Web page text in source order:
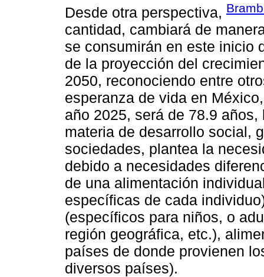
Desde otra perspectiva,
cantidad, cambiará de
se consumirán en este inicio
de la proyección del
2050, reconociendo entre
esperanza de vida en
año 2025, será de 78.9
materia de desarrollo social,
sociedades, plantea la
debido a necesidades
de una alimentación
específicas de cada
(específicos para niños, o
región geográfica, etc.),
países de donde provienen
diversos países).